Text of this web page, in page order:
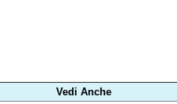
Vedi Anche